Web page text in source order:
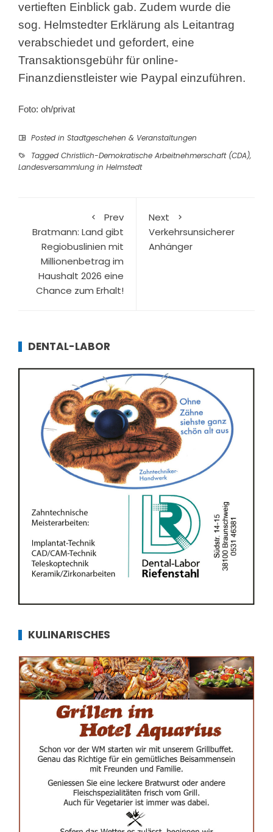
vertieften Einblick gab. Zudem wurde die
sog. Helmstedter Erklärung als Leitantrag
verabschiedet und gefordert, eine
Transaktionsgebühr für online-
Finanzdienstleister wie Paypal einzuführen.
Foto: oh/privat
Posted in Stadtgeschehen & Veranstaltungen
Tagged Christlich-Demokratische Arbeitnehmerschaft (CDA),
Landesversammlung in Helmstedt
Prev
Bratmann: Land gibt
Regiobuslinien mit
Millionenbetrag im
Haushalt 2026 eine
Chance zum Erhalt!
Next
Verkehrsunsicherer
Anhänger
DENTAL-LABOR
KULINARISCHES